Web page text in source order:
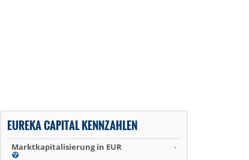
EUREKA CAPITAL KENNZAHLEN
Marktkapitalisierung in EUR -